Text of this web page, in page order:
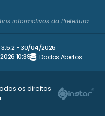
informativos da Prefeitura
3.5.2 - 30/04/2026
10:39 Dados Abertos
os direitos